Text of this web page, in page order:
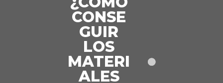
CONSE
GUIR
LOS
MATERI
ALES